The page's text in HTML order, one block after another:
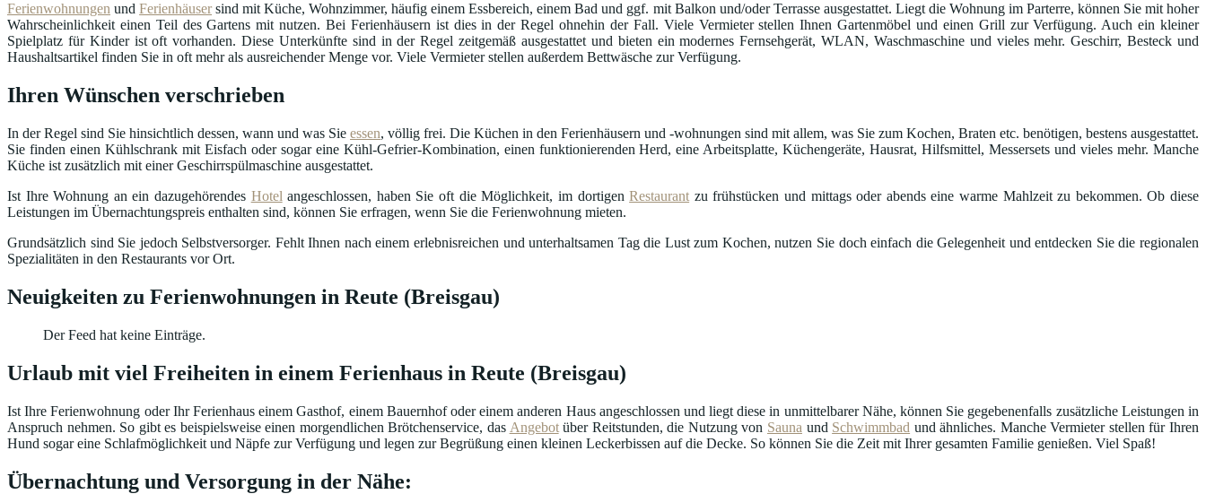
Ferienwohnungen undFerienhäusersind mit Küche, Wohnzimmer, häufig einem Essbereich, einem Bad und ggf. mit Balkon und/oder Terrasse ausgestattet. Liegt die Wohnung im Parterre, können Sie mit hoher
Wahrscheinlichkeit einen Teil des Gartens mit nutzen. Bei Ferienhäusern ist dies in der Regel ohnehin der Fall. Viele Vermieter stellen Ihnen Gartenmöbel und einen Grill zur Verfügung. Auch ein kleiner
Spielplatz für Kinder ist oft vorhanden. Diese Unterkünfte sind in der Regel zeitgemäß ausgestattet und bieten ein modernes Fernsehgerät, WLAN, Waschmaschine und vieles mehr. Geschirr, Besteck und
Haushaltsartikel finden Sie in oft mehr als ausreichender Menge vor. Viele Vermieter stellen außerdem Bettwäsche zur Verfügung.
Ihren Wünschen verschrieben
In der Regel sind Sie hinsichtlich dessen, wann und was Sie essen, völlig frei. Die Küchen in den Ferienhäusern und -wohnungen sind mit allem, was Sie zum Kochen, Braten etc. benötigen, bestens ausgestattet.
Sie finden einen Kühlschrank mit Eisfach oder sogar eine Kühl-Gefrier-Kombination, einen funktionierenden Herd, eine Arbeitsplatte, Küchengeräte, Hausrat, Hilfsmittel, Messersets und vieles mehr. Manche
Küche ist zusätzlich mit einer Geschirrspülmaschine ausgestattet.
Ist Ihre Wohnung an ein dazugehörendes Hotel angeschlossen, haben Sie oft die Möglichkeit, im dortigenRestaurant zu frühstücken und mittags oder abends eine warme Mahlzeit zu bekommen. Ob diese
Leistungen im Übernachtungspreis enthalten sind, können Sie erfragen, wenn Sie die Ferienwohnung mieten.
Grundsätzlich sind Sie jedoch Selbstversorger. Fehlt Ihnen nach einem erlebnisreichen und unterhaltsamen Tag die Lust zum Kochen, nutzen Sie doch einfach die Gelegenheit und entdecken Sie die regionalen
Spezialitäten in den Restaurants vor Ort.
Neuigkeiten zu Ferienwohnungen in Reute (Breisgau)
Der Feed hat keine Einträge.
Urlaub mit viel Freiheiten in einem Ferienhaus in Reute (Breisgau)
Ist Ihre Ferienwohnung oder Ihr Ferienhaus einem Gasthof, einem Bauernhof oder einem anderen Haus angeschlossen und liegt diese in unmittelbarer Nähe, können Sie gegebenenfalls zusätzliche Leistungen in
Anspruch nehmen. So gibt es beispielsweise einen morgendlichen Brötchenservice, das Angebotüber Reitstunden, die Nutzung von Sauna und Schwimmbad und ähnliches. Manche Vermieter stellen für Ihren
Hund sogar eine Schlafmöglichkeit und Näpfe zur Verfügung und legen zur Begrüßung einen kleinen Leckerbissen auf die Decke. So können Sie die Zeit mit Ihrer gesamten Familie genießen. Viel Spaß!
Übernachtung und Versorgung in der Nähe: